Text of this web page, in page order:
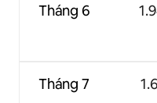
Tháng 6
Tháng 7